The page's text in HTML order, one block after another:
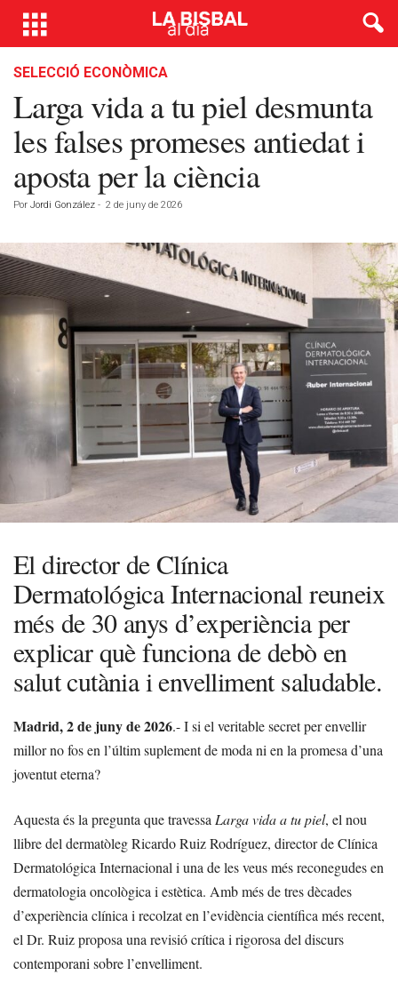
SELECCIÓ ECONÒMICA
Larga vida a tu piel desmunta
les falses promeses antiedat i
aposta per la ciència
Por Jordi González - 2 de juny de 2026
El director de Clínica
Dermatológica Internacional reuneix
més de 30 anys d’experiència per
explicar què funciona de debò en
salut cutània i envelliment saludable.
Madrid, 2 de juny de 2026.- I si el veritable secret per envellir
millor no fos en l’últim suplement de moda ni en la promesa d’una
joventut eterna?
Aquesta és la pregunta que travessa Larga vida a tu piel, el nou
llibre del dermatòleg Ricardo Ruiz Rodríguez, director de Clínica
Dermatológica Internacional i una de les veus més reconegudes en
dermatologia oncològica i estètica. Amb més de tres dècades
d’experiència clínica i recolzat en l’evidència científica més recent,
el Dr. Ruiz proposa una revisió crítica i rigorosa del discurs
contemporani sobre l’envelliment.